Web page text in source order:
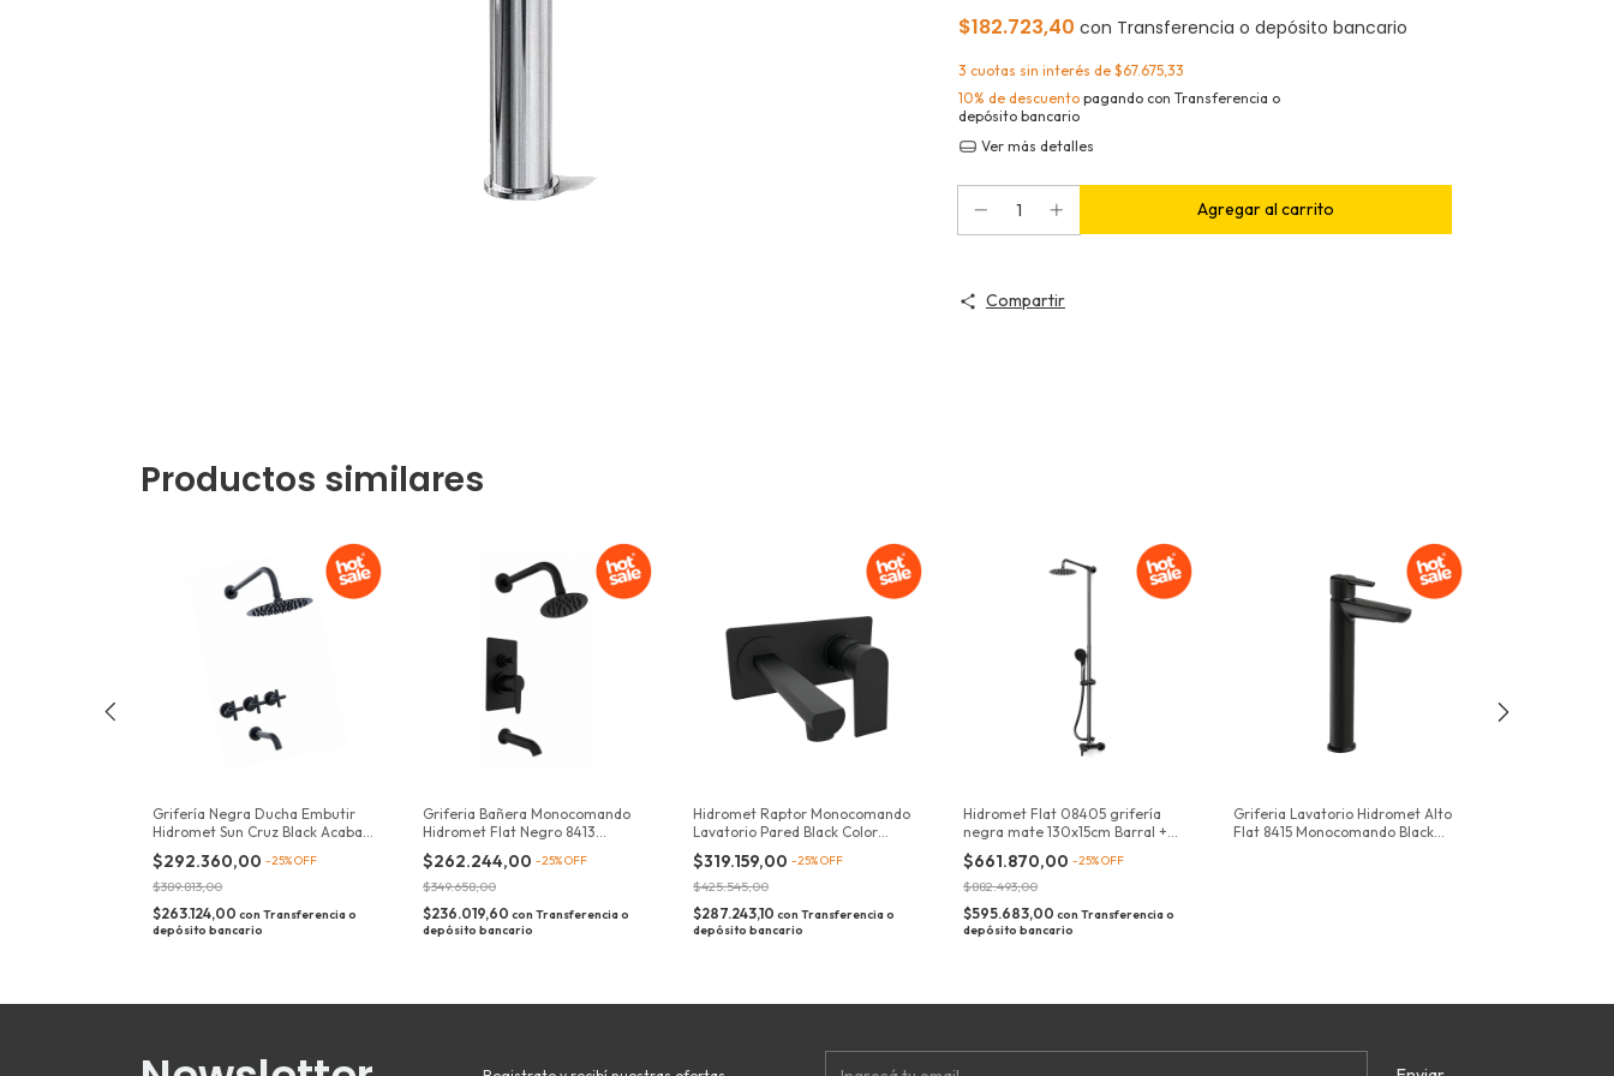
$182.723,40 con Transferencia o depósito bancario
3 cuotas sin interés de $67.675,33
10% de descuento pagando con Transferencia o
depósito bancario
Ver más detalles
Compartir
Productos similares
Grifería Negra Ducha Embutir
Hidromet Sun Cruz Black Acabado
Mate Color Negro
$292.360,00 -25%OFF
$389.813,00
$263.124,00 con Transferencia o
depósito bancario
Griferia Bañera Monocomando
Hidromet Flat Negro 8413
Acabado Mate
$262.244,00 -25%OFF
$349.658,00
$236.019,60 con Transferencia o
depósito bancario
Hidromet Raptor Monocomando
Lavatorio Pared Black Color
Negro
$319.159,00 -25%OFF
$425.545,00
$287.243,10 con Transferencia o
depósito bancario
Hidromet Flat 08405 grifería
negra mate 130x15cm Barral +
Duchador
$661.870,00 -25%OFF
$882.493,00
$595.683,00 con Transferencia o
depósito bancario
Griferia Lavatorio Hidromet Alto
Flat 8415 Monocomando Black